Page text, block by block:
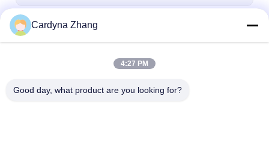
Cardyna Zhang
4:27 PM
Good day, what product are you looking for?